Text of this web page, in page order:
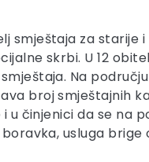
za starije
skrbi. U 12
Na
broj smještajnih
činjenici da se na
usluga